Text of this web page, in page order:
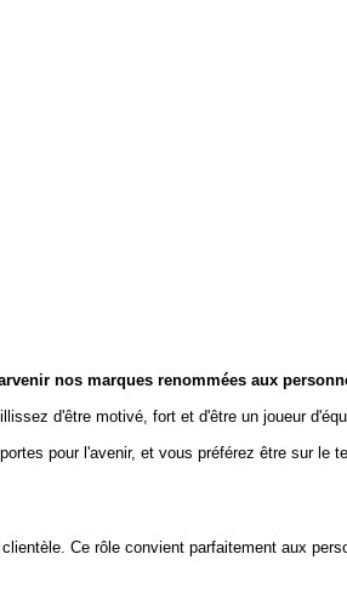
nos marques renommées aux
d'être motivé, fort et d'être un joueur
pour l'avenir, et vous préférez être sur le
Ce rôle convient parfaitement aux